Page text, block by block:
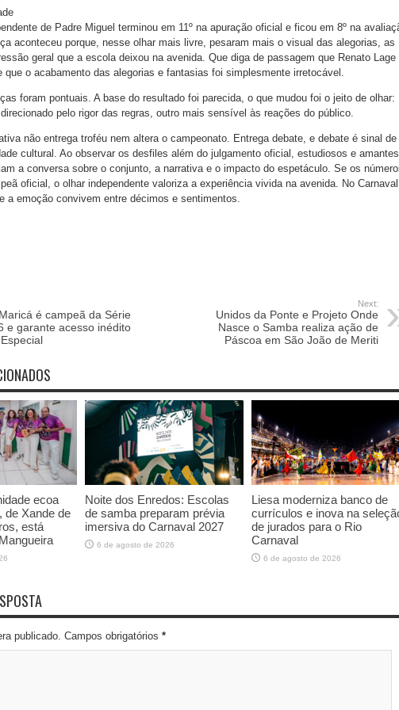
de Padre Miguel terminou em 11º na apuração oficial e ficou em 8º na
aconteceu porque, nesse olhar mais livre, pesaram mais o visual das alegorias, as
geral que a escola deixou na avenida. Que diga de passagem que Renato Lage
que o acabamento das alegorias e fantasias foi simplesmente irretocável.
foram pontuais. A base do resultado foi parecida, o que mudou foi o jeito de olhar:
pelo rigor das regras, outro mais sensível às reações do público.
não entrega troféu nem altera o campeonato. Entrega debate, e debate é sinal de
cultural. Ao observar os desfiles além do julgamento oficial, estudiosos e amantes
a conversa sobre o conjunto, a narrativa e o impacto do espetáculo. Se os
oficial, o olhar independente valoriza a experiência vivida na avenida. No Carnaval
a emoção convivem entre décimos e sentimentos.
é campeã da Série
e garante acesso inédito
Next:
Unidos da Ponte e Projeto Onde
Nasce o Samba realiza ação de
Páscoa em São João de Meriti
ecoa
de Xande de
está
Noite dos Enredos: Escolas
de samba preparam prévia
imersiva do Carnaval 2027
6 de agosto de 2026
Liesa moderniza banco de
currículos e inova na
de jurados para o Rio
Carnaval
6 de agosto de 2026
publicado. Campos obrigatórios *